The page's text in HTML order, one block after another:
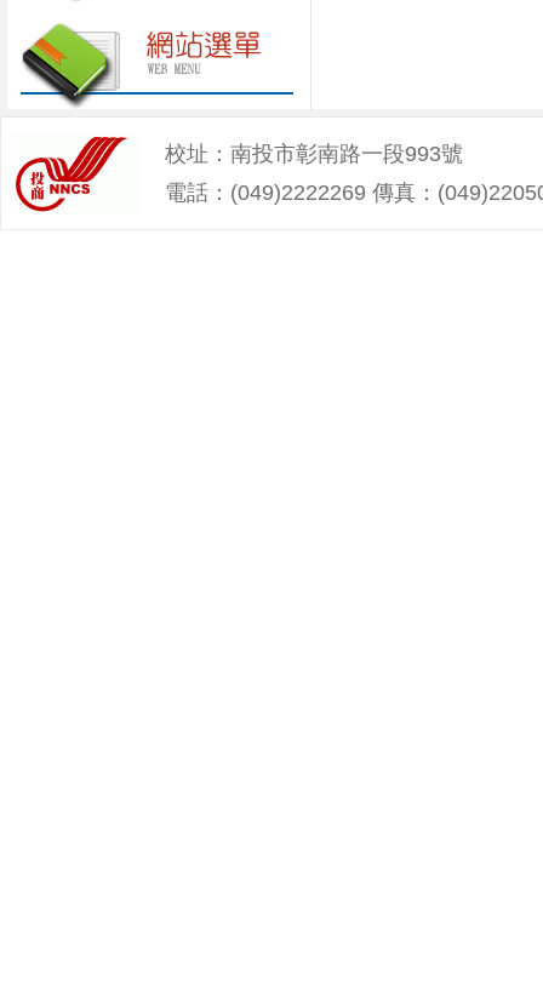
校址：南投市彰南路一段993號
電話：(049)2222269 傳真：